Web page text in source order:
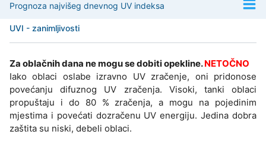
Prognoza najvišeg dnevnog UV indeksa
UVI - zanimljivosti
Za oblačnih dana ne mogu se dobiti opekline.NETOČNO
Iako oblaci oslabe izravno UV zračenje, oni pridonose
povećanju difuznog UV zračenja. Visoki, tanki oblaci
propuštaju i do 80 % zračenja, a mogu na pojedinim
mjestima i povećati dozračenu UV energiju. Jedina dobra
zaštita su niski, debeli oblaci.